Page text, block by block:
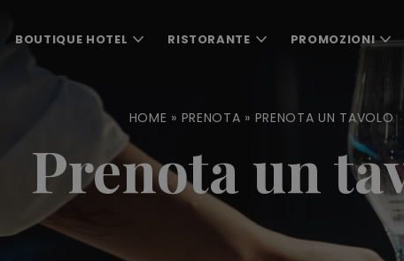
BOUTIQUE HOTEL RISTORANTE PROMOZIONI
HOME » PRENOTA » PRENOTA UN TAVOLO
Prenota un